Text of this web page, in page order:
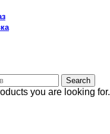
Search
you are looking for.